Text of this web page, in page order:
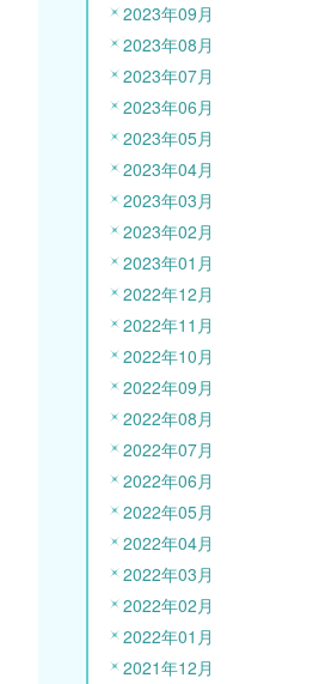
2023年09月
2023年08月
2023年07月
2023年06月
2023年05月
2023年04月
2023年03月
2023年02月
2023年01月
2022年12月
2022年11月
2022年10月
2022年09月
2022年08月
2022年07月
2022年06月
2022年05月
2022年04月
2022年03月
2022年02月
2022年01月
2021年12月